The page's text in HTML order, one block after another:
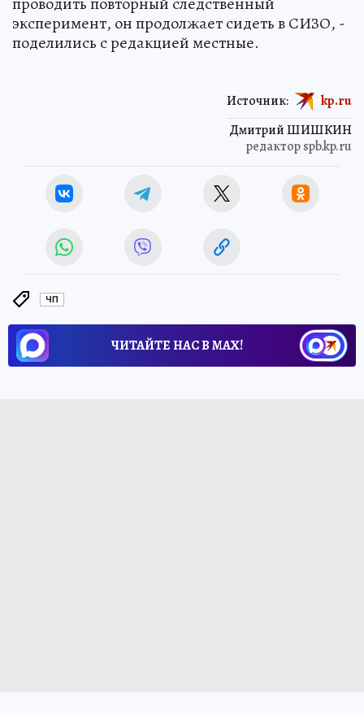
эксперимент, он продолжает сидеть в СИЗО, -
поделились с редакцией местные.
Дмитрий ШИШКИН
редактор spb.kp.ru
Источник: kp.ru
ЧП
ЧИТАЙТЕ НАС В МАХ!